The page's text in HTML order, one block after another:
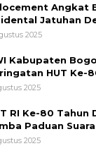
Angkat
Jatuhan
2025
Kabupaten
HUT Ke-
di Lapangan
2025
RI Ke-80 Tahun
Paduan Suara
Bogor
2025